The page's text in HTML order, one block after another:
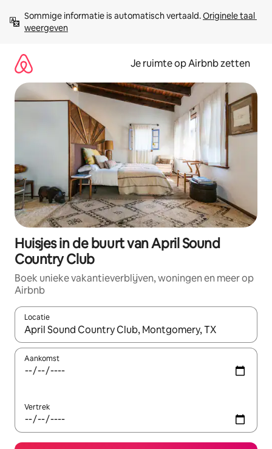
direct
naar
Sommige informatie is automatisch vertaald. Originele taal
weergeven
Je ruimte op Airbnb zetten
Huisjes in de buurt van April Sound
Country Club
Boek unieke vakantieverblijven, woningen en meer op
Airbnb
Locatie
Wanneer er suggesties beschikbaar zijn, maak je een keuze
Aankomst
Vertrek